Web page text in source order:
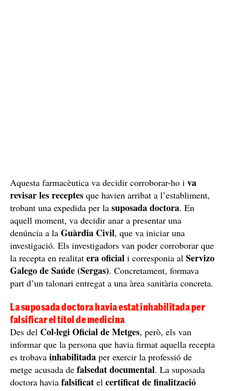
Aquesta farmacèutica va decidir corroborar-ho i va
revisar les receptes que havien arribat a l’establiment,
trobant una expedida per la suposada doctora. En
aquell moment, va decidir anar a presentar una
denúncia a la Guàrdia Civil, que va iniciar una
investigació. Els investigadors van poder corroborar que
la recepta en realitat era oficial i corresponia al Servizo
Galego de Saúde (Sergas). Concretament, formava
part d’un talonari entregat a una àrea sanitària concreta.
La suposada doctora havia estat inhabilitada per
falsificar el títol de medicina
Des del Col·legi Oficial de Metges, però, els van
informar que la persona que havia firmat aquella recepta
es trobava inhabilitada per exercir la professió de
metge acusada de falsedat documental. La suposada
doctora havia falsificat el certificat de finalització